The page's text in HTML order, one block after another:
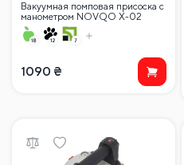
Вакуумная помповая присоска с
манометром NOVQO X-02
вакуумная помповая присоска с
манометром
1090 ₴